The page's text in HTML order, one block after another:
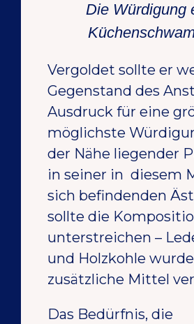
Die Würdigung
Vergoldet sollte er
Gegenstand des
Ausdruck für eine
möglichste
der Nähe liegender
in seiner in diesem
sich befindenden
sollte die
unterstreichen –
und Holzkohle
zusätzliche Mittel
Das Bedürfnis, die